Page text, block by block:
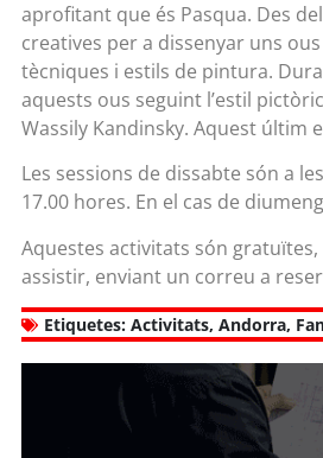
aprofitant que és Pasqua. Des
creatives per a dissenyar uns
tècniques i estils de pintura.
aquests ous seguint l’estil
Wassily Kandinsky. Aquest últim
Les sessions de dissabte són a
17.00 hores. En el cas de
Aquestes activitats són
assistir, enviant un correu a
Etiquetes: Activitats, Andorra,